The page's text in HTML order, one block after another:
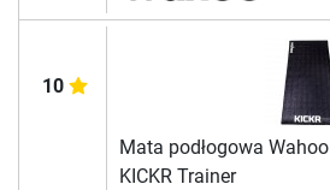
10
Mata podłogowa Wahoo
KICKR Trainer